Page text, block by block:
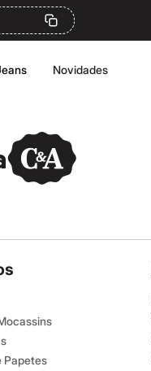
Novidades
Papetes